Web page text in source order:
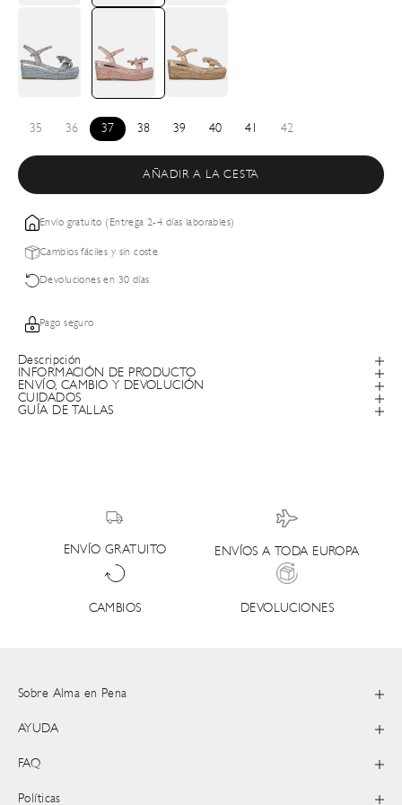
35 36 37 38 39 40 41 42
AÑADIR A LA CESTA
Envío gratuito (Entrega 2-4 días laborables)
Cambios fáciles y sin coste
Devoluciones en 30 días
Pago seguro
Descripción
INFORMACIÓN DE PRODUCTO
ENVÍO, CAMBIO Y DEVOLUCIÓN
CUIDADOS
GUÍA DE TALLAS
ENVÍO GRATUITO ENVÍOS A TODA EUROPA
CAMBIOS DEVOLUCIONES
Sobre Alma en Pena
AYUDA
FAQ
Políticas